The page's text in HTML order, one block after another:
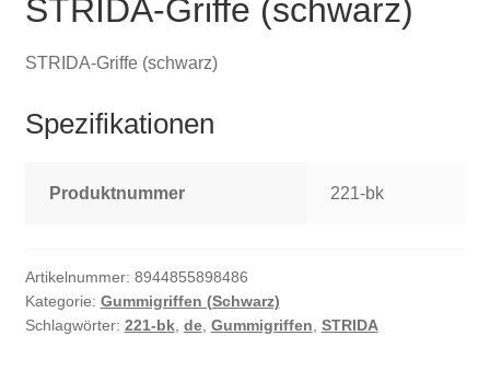
STRIDA-Griffe (schwarz)
STRIDA-Griffe (schwarz)
Spezifikationen
Produktnummer 221-bk
Artikelnummer: 8944855898486
Kategorie: Gummigriffen (Schwarz)
Schlagwörter: 221-bk, de, Gummigriffen, STRIDA